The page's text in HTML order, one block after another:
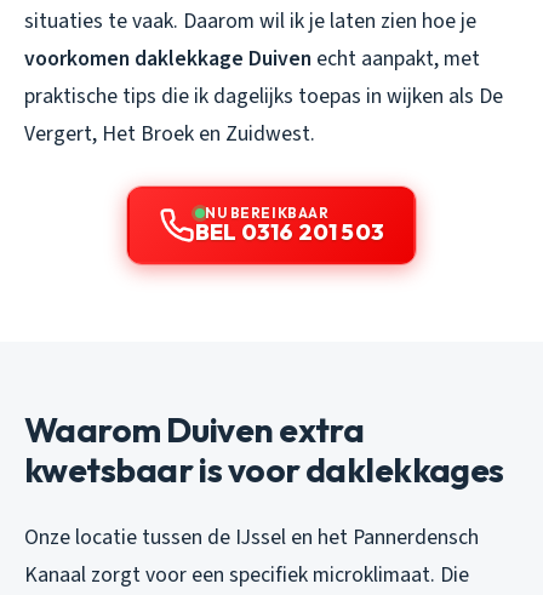
situaties te vaak. Daarom wil ik je laten zien hoe je
voorkomen daklekkage Duiven echt aanpakt, met
praktische tips die ik dagelijks toepas in wijken als De
Vergert, Het Broek en Zuidwest.
NU BEREIKBAAR
BEL 0316 201 503
Waarom Duiven extra
kwetsbaar is voor daklekkages
Onze locatie tussen de IJssel en het Pannerdensch
Kanaal zorgt voor een specifiek microklimaat. Die